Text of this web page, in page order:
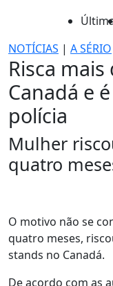
NOTÍCIAS | A SÉRIO
Risca
Canadá e
polícia
Mulher
quatro
O motivo não se
quatro meses,
stands no Canadá.
De acordo com as